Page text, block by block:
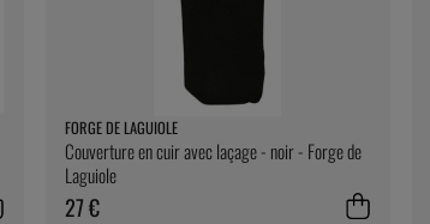
FORGE DE LAGUIOLE
Couverture en cuir avec laçage - noir - Forge de
Laguiole
27 €